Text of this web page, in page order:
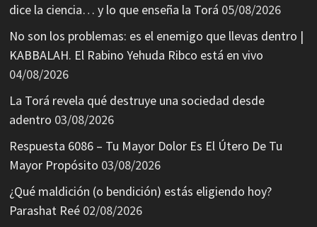
dice la ciencia… y lo que enseña la Torá 05/08/2026
No son los problemas: es el enemigo que llevas dentro |
KABBALAH. El Rabino Yehuda Ribco está en vivo
04/08/2026
La Torá revela qué destruye una sociedad desde
adentro 03/08/2026
Respuesta 6086 – Tu Mayor Dolor Es El Útero De Tu
Mayor Propósito 03/08/2026
¿Qué maldición (o bendición) estás eligiendo hoy?
Parashat Reé 02/08/2026